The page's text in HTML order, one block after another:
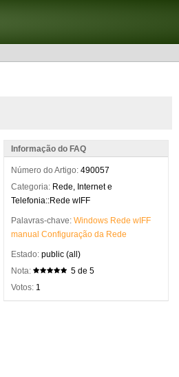
Informação do FAQ
Número do Artigo: 490057
Categoria: Rede, Internet e
Telefonia::Rede wIFF
Palavras-chave: Windows Rede wIFF
manual Configuração da Rede
Estado: public (all)
Nota:
5 de 5
Votos: 1